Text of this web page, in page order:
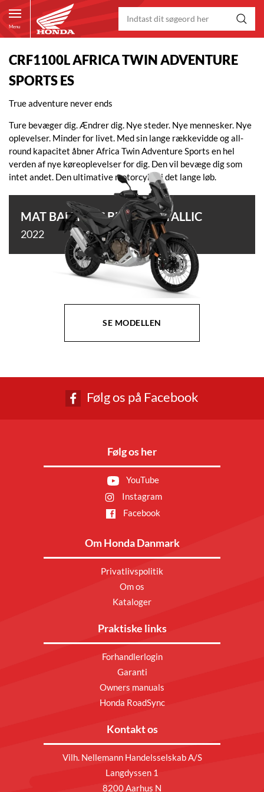
Menu
CRF1100L AFRICA TWIN ADVENTURE
SPORTS ES
True adventure never ends
Ture bevæger dig. Ændrer dig. Nye steder. Nye mennesker. Nye
oplevelser. Minder for livet. Med sin lange rækkevidde og all-
round kapacitet åbner Africa Twin Adventure Sports en hel
verden af nye køreoplevelser for dig. Den vil bevæge dig som
intet andet. Den ultimative motorcykel i det lange løb.
MAT BALLISTIC BLACK METALLIC
2022
SE MODELLEN
Følg os på Facebook
Følg os her
YouTube
Instagram
Facebook
Om Honda Danmark
Privatlivspolitik
Om os
Kataloger
Praktiske links
Forhandlerlogin
Garanti
Owners manuals
Honda RoadSync
Kontakt os
Vilh. Nellemann Handelsselskab A/S
Langdyssen 1
8200 Aarhus N